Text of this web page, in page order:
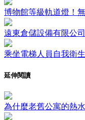
博物館等級軌道燈！
遠東倉儲設備有限公
乘坐電梯人員自我衛
延伸閱讀
為什麼老舊公寓的熱